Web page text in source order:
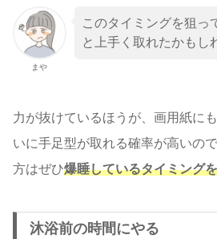
まや
このタイミングを狙っ
と上手く取れたかも
力が抜けているほうが、画用紙に
いに手足型が取れる確率が高いの
方はぜひ爆睡しているタイミング
沐浴前の時間にやる